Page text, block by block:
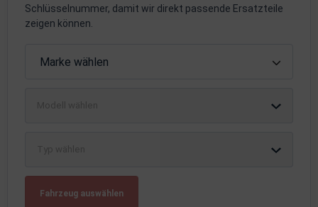
Schlüsselnummer, damit wir direkt passende Ersatzteile
zeigen können.
Marke wählen
Fahrzeug auswählen
Anbauteile